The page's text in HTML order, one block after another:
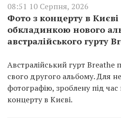
08:51 10 Серпня, 2026
Фото з концерту в Києві
обкладинкою нового
австралійського гурту
Австралійський гурт Breathe
свого другого альбому. Для
фотографію, зроблену під
концерту в Києві.